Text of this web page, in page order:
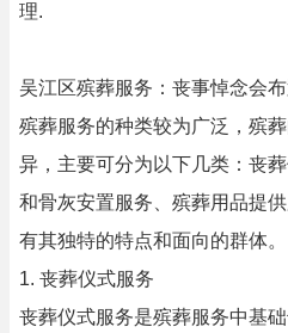
理.
吴江区殡葬服务：丧事悼念会布
殡葬服务的种类较为广泛，殡
异，主要可分为以下几类：丧
和骨灰安置服务、殡葬用品提
有其独特的特点和面向的群体。
1. 丧葬仪式服务
丧葬仪式服务是殡葬服务中基